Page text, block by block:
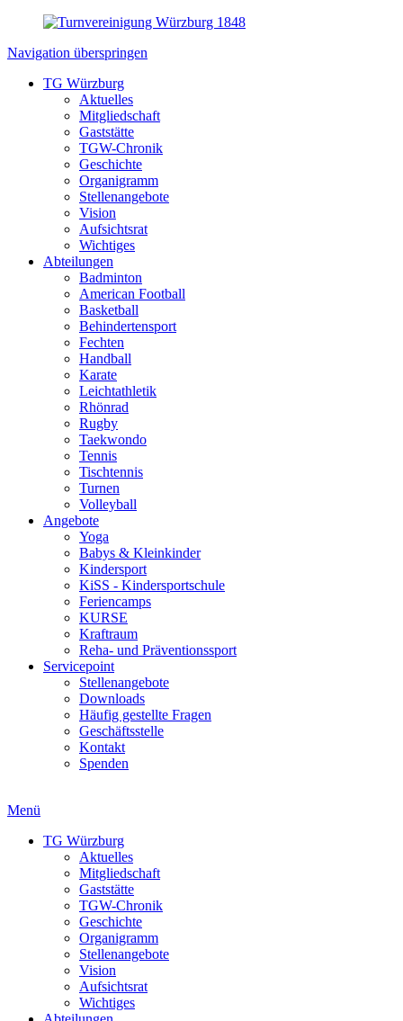
Navigation überspringen
TG Würzburg
Aktuelles
Mitgliedschaft
Gaststätte
TGW-Chronik
Geschichte
Organigramm
Stellenangebote
Vision
Aufsichtsrat
Wichtiges
Abteilungen
Badminton
American Football
Basketball
Behindertensport
Fechten
Handball
Karate
Leichtathletik
Rhönrad
Rugby
Taekwondo
Tennis
Tischtennis
Turnen
Volleyball
Angebote
Yoga
Babys & Kleinkinder
Kindersport
KiSS - Kindersportschule
Feriencamps
KURSE
Kraftraum
Reha- und Präventionssport
Servicepoint
Stellenangebote
Downloads
Häufig gestellte Fragen
Geschäftsstelle
Kontakt
Spenden
Menü
TG Würzburg
Aktuelles
Mitgliedschaft
Gaststätte
TGW-Chronik
Geschichte
Organigramm
Stellenangebote
Vision
Aufsichtsrat
Wichtiges